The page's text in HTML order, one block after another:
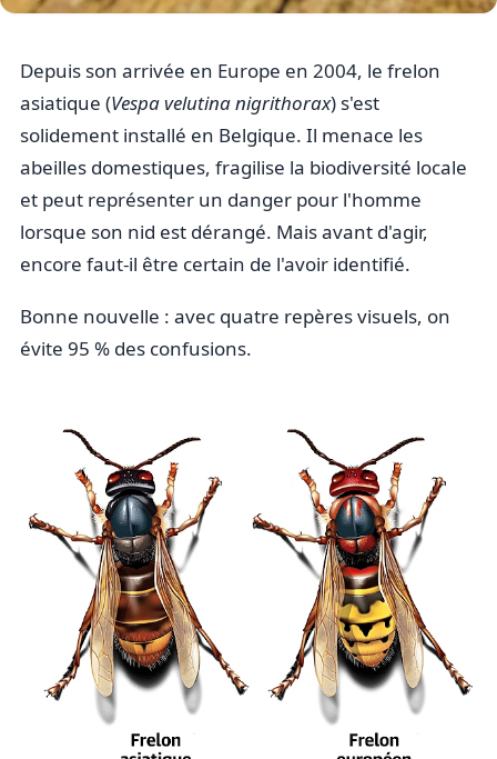
Depuis son arrivée en Europe en 2004, le frelon
asiatique (Vespa velutina nigrithorax) s'est
solidement installé en Belgique. Il menace les
abeilles domestiques, fragilise la biodiversité locale
et peut représenter un danger pour l'homme
lorsque son nid est dérangé. Mais avant d'agir,
encore faut-il être certain de l'avoir identifié.
Bonne nouvelle : avec quatre repères visuels, on
évite 95 % des confusions.